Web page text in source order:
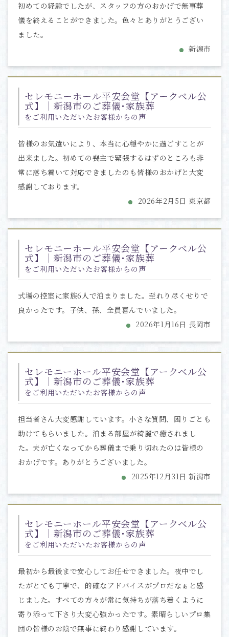
初めての経験でしたが、スタッフの方のおかげで無事葬
儀を終えることができました。色々とありがとうござい
ました。
新潟市
セレモニーホール平安会堂【アークベル公
式】｜新潟市のご葬儀･家族葬
をご利用いただいたお客様からの声
皆様のお気遣いにより、本当に心穏やかに過ごすことが
出来ました。初めての喪主で緊張するはずのところも非
常に落ち着いて対応できましたのも皆様のおかげと大変
感謝しております。
2026年2月5日 東京都
セレモニーホール平安会堂【アークベル公
式】｜新潟市のご葬儀･家族葬
をご利用いただいたお客様からの声
式場の控室に家族6人で泊まりました。至れり尽くせりで
良かったです。子供、孫、全員喜んでいました。
2026年1月16日 長岡市
セレモニーホール平安会堂【アークベル公
式】｜新潟市のご葬儀･家族葬
をご利用いただいたお客様からの声
担当者さん大変感謝しています。小さな質問、困りごとも
助けてもらいました。泊まる部屋が綺麗で癒されまし
た。夫が亡くなってから葬儀まで乗り切れたのは皆様の
おかげです。ありがとうございました。
2025年12月31日 新潟市
セレモニーホール平安会堂【アークベル公
式】｜新潟市のご葬儀･家族葬
をご利用いただいたお客様からの声
最初から最後まで安心してお任せできました。夜中でし
たがとても丁寧で、的確なアドバイスがプロだなぁと感
じました。すべての方々が常に気持ちが落ち着くように
寄り添って下さり大変心強かったです。素晴らしいプロ集
団の皆様のお陰で無事に終わり感謝しています。